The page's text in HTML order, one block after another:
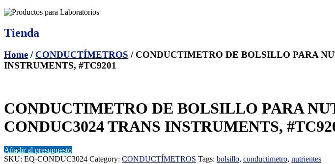
Tienda
Home / CONDUCTÍMETROS / CONDUCTIMETRO DE BOLSILLO PARA
INSTRUMENTS, #TC9201
CONDUCTIMETRO DE BOLSILLO PARA
CONDUC3024 TRANS INSTRUMENTS,
Añadir al presupuesto
SKU: EQ-CONDUC3024 Category: CONDUCTÍMETROS Tags: bolsillo, conductimetro, nutrientes